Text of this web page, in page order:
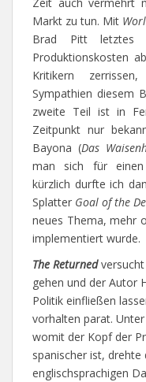
Markt zu tun. Mit
Brad Pitt letztes
Produktionskosten
Kritikern
Sympathien diesem
zweite Teil ist in
Zeitpunkt nur
Bayona (Das
man sich für einen
kürzlich durfte ich
Splatter Goal of the
neues Thema, mehr
implementiert wurde.
The Returned
gehen und der Autor
Politik einfließen
vorhalten parat.
womit der Kopf der
spanischer ist,
englischsprachigen